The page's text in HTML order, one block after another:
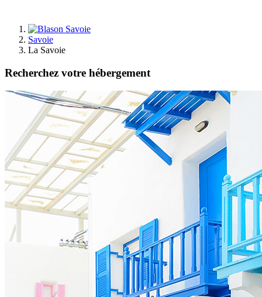
Savoie
La Savoie
Recherchez votre hébergement